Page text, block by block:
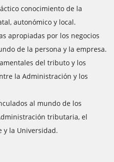
conocimiento de la
autonómico y local.
apropiadas por los negocios
de la persona y la empresa.
del tributo y los
la Administración y los
al mundo de los
tributaria, el
y la Universidad.